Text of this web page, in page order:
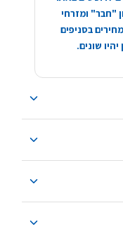
"חבר" ומזרחי
בסניפים
שונים.